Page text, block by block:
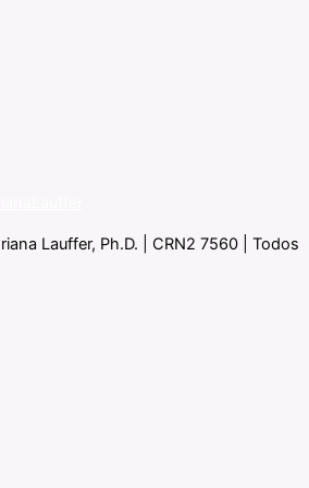
Lauffer, Ph.D. | CRN2 7560 | Todos